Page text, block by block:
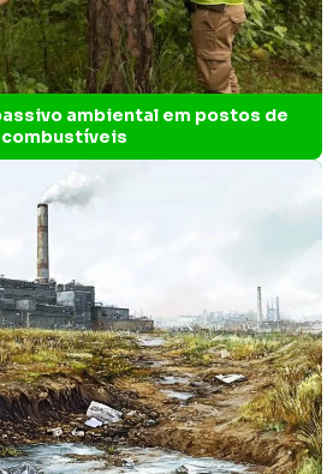
de impacto
intervenção ambiental
água
ambiental em Ibirité
de projetos
BH
ambiental em postos de
combustíveis